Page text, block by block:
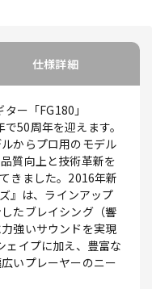
仕様詳細
ー「FG180」
50周年を迎えます。
からプロ用のモデル
質向上と技術革新を
きました。2016年新
』は、ラインアップ
たブレイシング（響
強いサウンドを実現
ェイプに加え、豊富な
いプレーヤーのニー